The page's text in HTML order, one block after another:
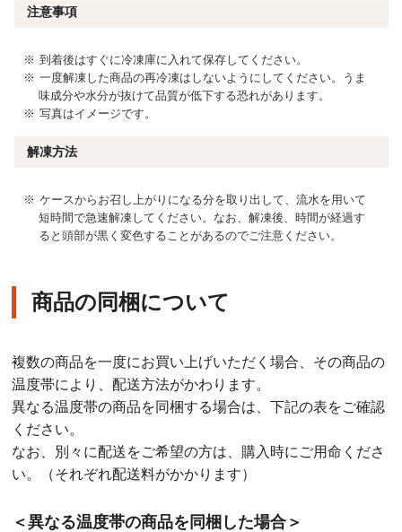
注意事項
到着後はすぐに冷凍庫に入れて保存してください。
一度解凍した商品の再冷凍はしないようにしてください。うま
味成分や水分が抜けて品質が低下する恐れがあります。
写真はイメージです。
解凍方法
ケースからお召し上がりになる分を取り出して、流水を用いて
短時間で急速解凍してください。なお、解凍後、時間が経過す
ると頭部が黒く変色することがあるのでご注意ください。
商品の同梱について
複数の商品を一度にお買い上げいただく場合、その商品の
温度帯により、配送方法がかわります。
異なる温度帯の商品を同梱する場合は、下記の表をご確認
ください。
なお、別々に配送をご希望の方は、購入時にご用命くださ
い。（それぞれ配送料がかかります）
＜異なる温度帯の商品を同梱した場合＞